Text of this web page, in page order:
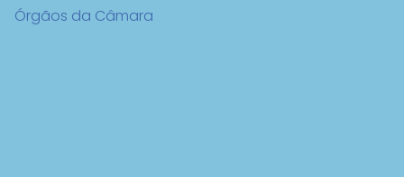
Órgãos da Câmara